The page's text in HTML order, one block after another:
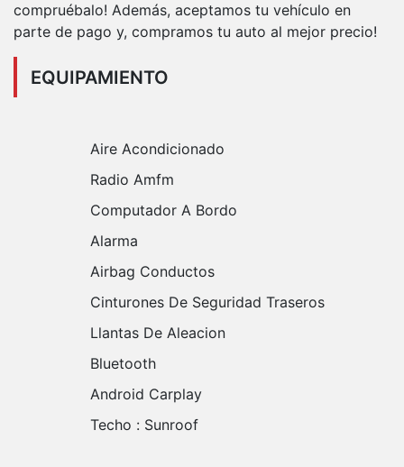
compruébalo! Además, aceptamos tu vehículo en
parte de pago y, compramos tu auto al mejor precio!
EQUIPAMIENTO
Aire Acondicionado
Radio Amfm
Computador A Bordo
Alarma
Airbag Conductos
Cinturones De Seguridad Traseros
Llantas De Aleacion
Bluetooth
Android Carplay
Techo : Sunroof